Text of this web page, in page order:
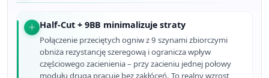
Half-Cut + 9BB minimalizuje straty
Połączenie przeciętych ogniw z 9 szynami zbiorczymi
obniża rezystancję szeregową i ogranicza wpływ
częściowego zacienienia – przy zacieniu jednej połowy
modułu druga pracuje bez zakłóceń. To realny wzrost